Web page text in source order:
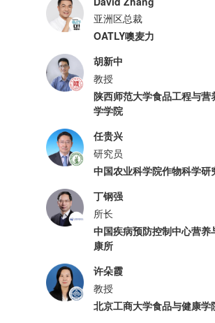
亚洲区总裁
OATLY噢麦力
胡新中
教授
陕西师范大学食品工程与营
学学院
任贵兴
研究员
中国农业科学院作物科学研
丁钢强
所长
中国疾病预防控制中心营养
康所
许朵霞
教授
北京工商大学食品与健康学